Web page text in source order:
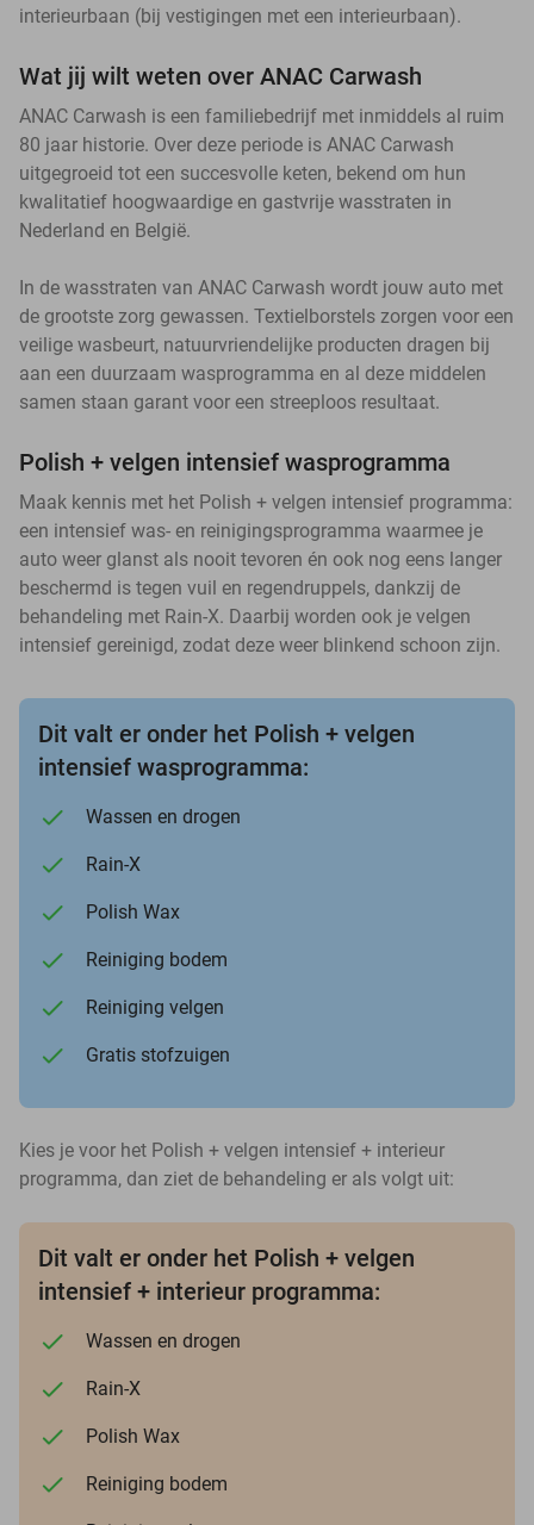
interieurbaan (bij vestigingen met een interieurbaan).
Wat jij wilt weten over ANAC Carwash
ANAC Carwash is een familiebedrijf met inmiddels al ruim
80 jaar historie. Over deze periode is ANAC Carwash
uitgegroeid tot een succesvolle keten, bekend om hun
kwalitatief hoogwaardige en gastvrije wasstraten in
Nederland en België.
In de wasstraten van ANAC Carwash wordt jouw auto met
de grootste zorg gewassen. Textielborstels zorgen voor een
veilige wasbeurt, natuurvriendelijke producten dragen bij
aan een duurzaam wasprogramma en al deze middelen
samen staan garant voor een streeploos resultaat.
Polish + velgen intensief wasprogramma
Maak kennis met het Polish + velgen intensief programma:
een intensief was- en reinigingsprogramma waarmee je
auto weer glanst als nooit tevoren én ook nog eens langer
beschermd is tegen vuil en regendruppels, dankzij de
behandeling met Rain-X. Daarbij worden ook je velgen
intensief gereinigd, zodat deze weer blinkend schoon zijn.
Dit valt er onder het Polish + velgen
intensief wasprogramma:
Wassen en drogen
Rain-X
Polish Wax
Reiniging bodem
Reiniging velgen
Gratis stofzuigen
Kies je voor het Polish + velgen intensief + interieur
programma, dan ziet de behandeling er als volgt uit:
Dit valt er onder het Polish + velgen
intensief + interieur programma:
Wassen en drogen
Rain-X
Polish Wax
Reiniging bodem